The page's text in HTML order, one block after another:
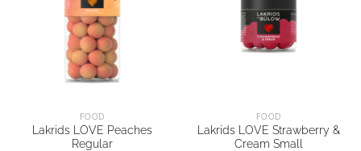
FOOD
Lakrids LOVE Peaches
Regular
FOOD
Lakrids LOVE Strawberry &
Cream Small